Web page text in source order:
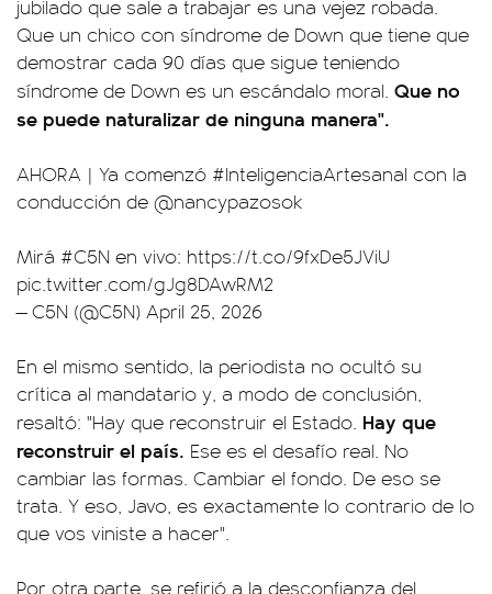
jubilado que sale a trabajar es una vejez robada.
Que un chico con síndrome de Down que tiene que
demostrar cada 90 días que sigue teniendo
síndrome de Down es un escándalo moral. Que no
se puede naturalizar de ninguna manera".
AHORA | Ya comenzó #InteligenciaArtesanal con la
conducción de @nancypazosok
Mirá #C5N en vivo: https://t.co/9fxDe5JViU
pic.twitter.com/gJg8DAwRM2
— C5N (@C5N) April 25, 2026
En el mismo sentido, la periodista no ocultó su
crítica al mandatario y, a modo de conclusión,
resaltó: "Hay que reconstruir el Estado. Hay que
reconstruir el país. Ese es el desafío real. No
cambiar las formas. Cambiar el fondo. De eso se
trata. Y eso, Javo, es exactamente lo contrario de lo
que vos viniste a hacer".
Por otra parte, se refirió a la desconfianza del